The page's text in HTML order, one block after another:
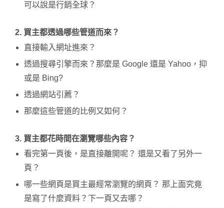
可以說是行銷全球？
2. 買主都透過哪些管道而來？
直接輸入網址進來？
透過搜尋引擎而來？那麼是 Google 還是 Yahoo，抑
或是 Bing?
透過網站引薦？
那麼這些管道的比例又如何？
3. 買主都花時間在瀏覽哪些內容？
看完第一頁後，是直接離開呢？ 還是又看了另外一
頁？
哪一些網頁是買主最經常瀏覽的網頁？ 那上面究竟
是寫了什麼資料？下一頁又去哪？